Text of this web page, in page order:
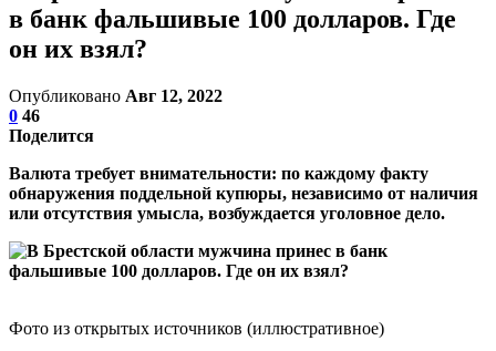
в банк фальшивые 100 долларов. Где
он их взял?
Опубликовано Авг 12, 2022
0 46
Поделится
Валюта требует внимательности: по каждому факту
обнаружения поддельной купюры, независимо от наличия
или отсутствия умысла, возбуждается уголовное дело.
Фото из открытых источников (иллюстративное)